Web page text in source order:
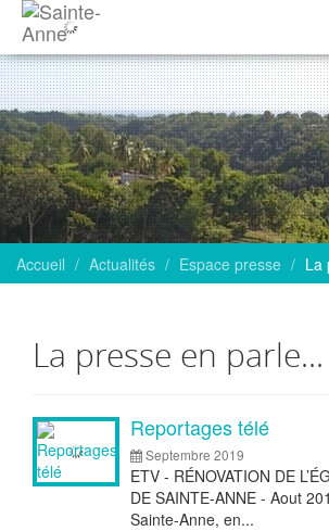
Accueil Actualités Espace presse La
La presse en parle...
Articles Reportages télé
Septembre 2019
ETV - RÉNOVATION DE
DE SAINTE-ANNE - Aout
Sainte-Anne, en...